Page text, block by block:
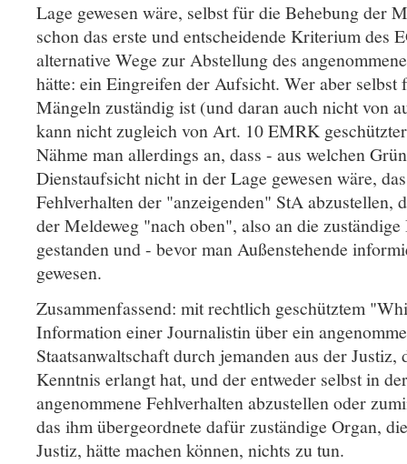
Lage gewesen wäre, selbst für die Behebung der
schon das erste und entscheidende Kriterium des
alternative Wege zur Abstellung des
hätte: ein Eingreifen der Aufsicht. Wer aber selbst
Mängeln zuständig ist (und daran auch nicht von
kann nicht zugleich von Art. 10 EMRK
Nähme man allerdings an, dass - aus welchen
Dienstaufsicht nicht in der Lage gewesen wäre,
Fehlverhalten der "anzeigenden" StA abzustellen,
der Meldeweg "nach oben", also an die
gestanden und - bevor man Außenstehende
gewesen.
Zusammenfassend: mit rechtlich geschütztem
Information einer Journalistin über ein
Staatsanwaltschaft durch jemanden aus der Justiz,
Kenntnis erlangt hat, und der entweder selbst in
angenommene Fehlverhalten abzustellen oder
das ihm übergeordnete dafür zuständige Organ,
Justiz, hätte machen können, nichts zu tun.